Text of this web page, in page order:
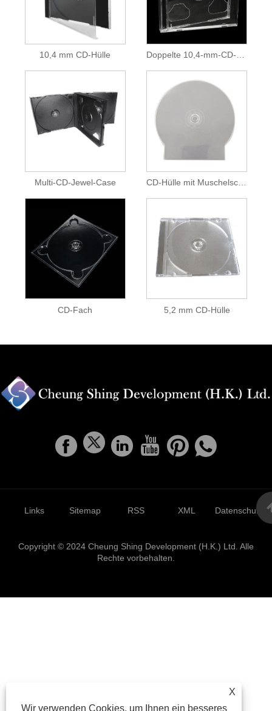
10,4 mm CD-Hülle
Multi-CD-Jewel-Case
CD-Fach 5,2 mm CD-Hülle
X
Wir verwenden Cookies, um Ihnen ein besseres
Links Sitemap RSS XML
Copyright © 2024 Cheung Shing Development (H.K.) Ltd. Alle
Rechte vorbehalten.